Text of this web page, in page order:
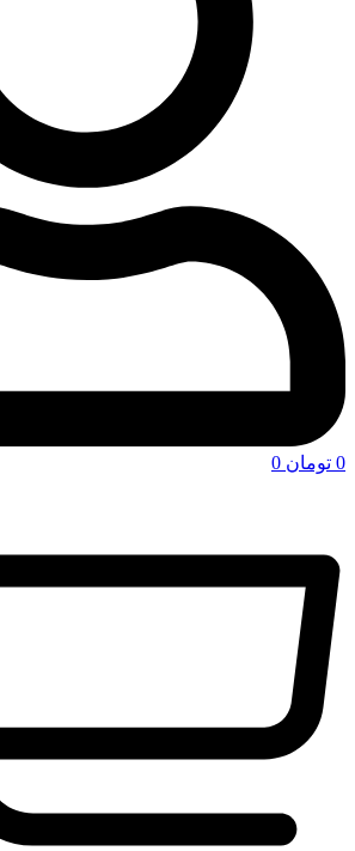
0 تومان 0